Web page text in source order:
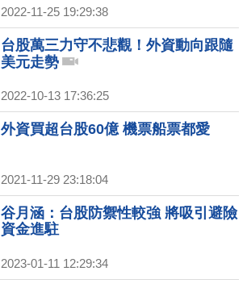
2022-11-25 19:29:38
台股萬三力守不悲觀！外資動向跟隨
美元走勢
2022-10-13 17:36:25
外資買超台股60億 機票船票都愛
2021-11-29 23:18:04
谷月涵：台股防禦性較強 將吸引避險
資金進駐
2023-01-11 12:29:34